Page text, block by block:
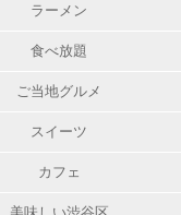
ラーメン
食べ放題
ご当地グルメ
スイーツ
カフェ